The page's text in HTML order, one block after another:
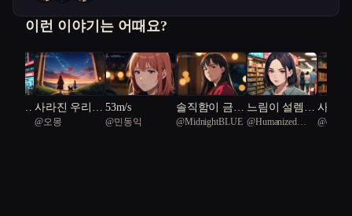
이런 이야기는 어때요?
적자 사라진 우리를
기억한다면
@오몽
53m/s
@민동익
솔직함이 금지
된 식탁
@MidnightBLUE
느림이 설렘이
된 순간
@Humanized
사랑
도서관
@